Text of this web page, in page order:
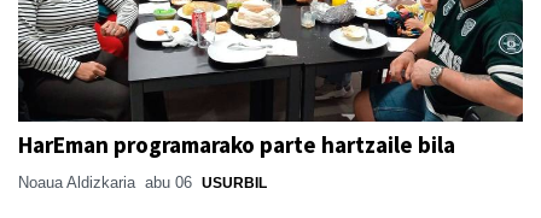
HarEman programarako parte hartzaile bila
Noaua Aldizkaria abu 06 USURBIL